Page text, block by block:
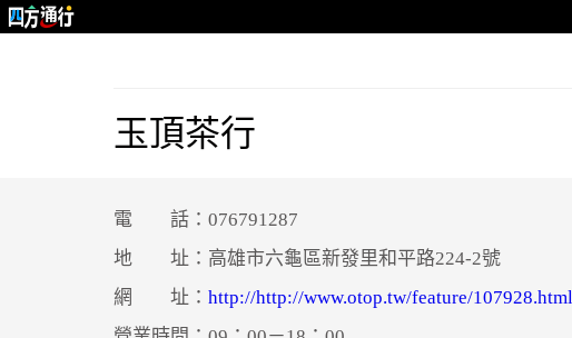
玉頂茶行
電 話：076791287
地 址：高雄市六龜區新發里和平路224-2號
網 址： http://http://www.otop.tw/feature/107928.html